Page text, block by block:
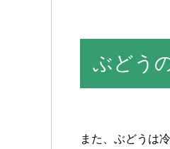
ぶどう
また、ぶどうは